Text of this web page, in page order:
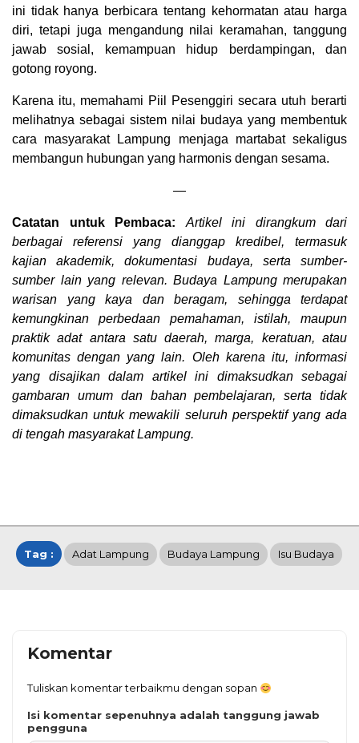
ini tidak hanya berbicara tentang kehormatan atau harga
diri, tetapi juga mengandung nilai keramahan, tanggung
jawab sosial, kemampuan hidup berdampingan, dan
gotong royong.
Karena itu, memahami Piil Pesenggiri secara utuh berarti
melihatnya sebagai sistem nilai budaya yang membentuk
cara masyarakat Lampung menjaga martabat sekaligus
membangun hubungan yang harmonis dengan sesama.
—
Catatan untuk Pembaca:
Artikel ini dirangkum dari
berbagai referensi yang dianggap kredibel, termasuk
kajian akademik, dokumentasi budaya, serta sumber-
sumber lain yang relevan. Budaya Lampung merupakan
warisan yang kaya dan beragam, sehingga terdapat
kemungkinan perbedaan pemahaman, istilah, maupun
praktik adat antara satu daerah, marga, keratuan, atau
komunitas dengan yang lain. Oleh karena itu, informasi
yang disajikan dalam artikel ini dimaksudkan sebagai
gambaran umum dan bahan pembelajaran, serta tidak
dimaksudkan untuk mewakili seluruh perspektif yang ada
di tengah masyarakat Lampung.
Tag : Adat Lampung Budaya Lampung Isu Budaya
Komentar
Tuliskan komentar terbaikmu dengan sopan
Isi komentar sepenuhnya adalah tanggung jawab
pengguna